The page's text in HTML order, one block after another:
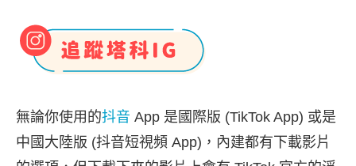
無論你使用的抖音 App 是國際版 (TikTok App) 或是
中國大陸版 (抖音短視頻 App)，內建都有下載影片